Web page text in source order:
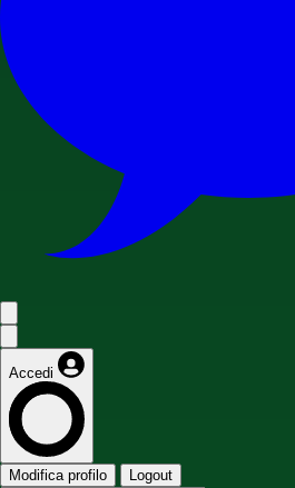
Accedi
Modifica profilo Logout